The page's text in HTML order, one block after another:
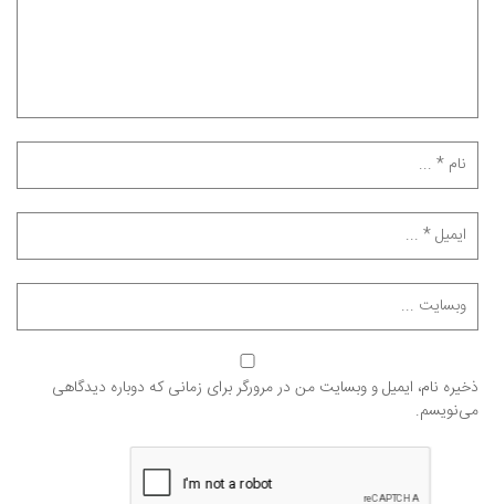
ذخیره نام، ایمیل و وبسایت من در مرورگر برای زمانی که دوباره دیدگاهی
می‌نویسم.